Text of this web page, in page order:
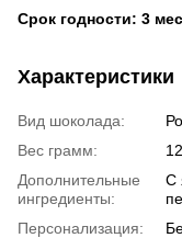
Срок годности: 3
Характеристики
Вид шоколада:
Вес грамм:
Дополнительные
ингредиенты:
С
Персонализация: